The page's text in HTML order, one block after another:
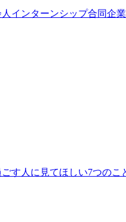
インターンシップ合同企
ごす人に見てほしい7つのこ